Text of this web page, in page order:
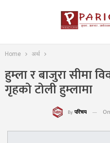
Home अर्थ
हुम्ला र बाजुरा सीमा
गृहको टोली हुम्लामा
By परिचय On